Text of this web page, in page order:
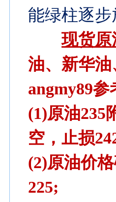
能绿柱逐步
现货
油、新华
angmy89参
(1)原油235
空，止损
(2)原油价
225;